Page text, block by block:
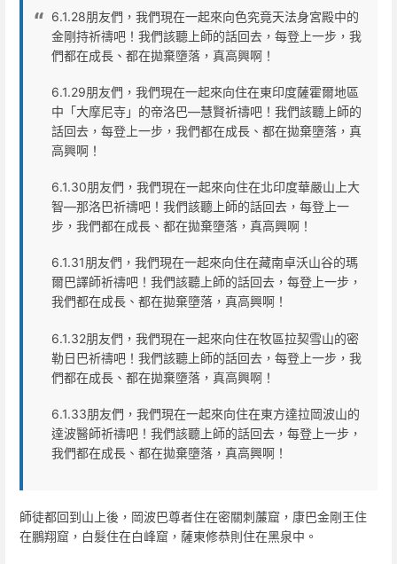
6.1.28朋友們，我們現在一起來向色究竟天法身宮殿中的
金剛持祈禱吧！我們該聽上師的話回去，每登上一步，我
們都在成長、都在拋棄墮落，真高興啊！
6.1.29朋友們，我們現在一起來向住在東印度薩霍爾地區
中「大摩尼寺」的帝洛巴—慧賢祈禱吧！我們該聽上師的
話回去，每登上一步，我們都在成長、都在拋棄墮落，真
高興啊！
6.1.30朋友們，我們現在一起來向住在北印度華嚴山上大
智—那洛巴祈禱吧！我們該聽上師的話回去，每登上一
步，我們都在成長、都在拋棄墮落，真高興啊！
6.1.31朋友們，我們現在一起來向住在藏南卓沃山谷的瑪
爾巴譯師祈禱吧！我們該聽上師的話回去，每登上一步，
我們都在成長、都在拋棄墮落，真高興啊！
6.1.32朋友們，我們現在一起來向住在牧區拉契雪山的密
勒日巴祈禱吧！我們該聽上師的話回去，每登上一步，我
們都在成長、都在拋棄墮落，真高興啊！
6.1.33朋友們，我們現在一起來向住在東方達拉岡波山的
達波醫師祈禱吧！我們該聽上師的話回去，每登上一步，
我們都在成長、都在拋棄墮落，真高興啊！
師徒都回到山上後，岡波巴尊者住在密關刺薕窟，康巴金剛王住
在鵬翔窟，白髮住在白峰窟，薩東修恭則住在黑泉中。